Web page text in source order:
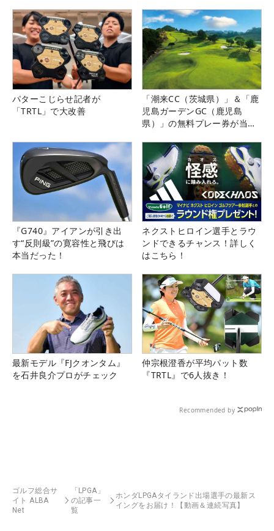
パターこじらせ記者が
「TRTL」で大改善
「潮来CC（茨城県）」＆「鹿
児島ガーデンGC（鹿児島
県）」の無料プレー券が当た
『G740』アイアンが引き出
す“反則級”の寛容性と飛びは
本当だった！
ネクストヒロイン選手とラウ
ンドできるチャンス！詳しく
はこちら！
最新モデル『FJクオンタム』
を石井良介プロがチェック
仲宗根澄香が平均パット数
『TRTL』で6人抜き！
Recommended by
ゴルフ総合サ
イト ALBA
Net
「LPGA」
の記事一
覧
ホンダLPGAタイランド出場選手の最新ス
イングをお届け！【動画＆連続写真】